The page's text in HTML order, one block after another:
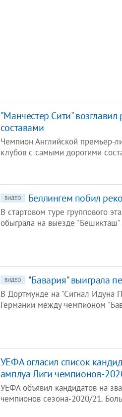
"Манчестер Сити"
составами
Чемпион Английской премьер-
клубов с самыми дорогими
ВИДЕО Беллингем побил
В стартовом туре группового
обыграла на выезде
ВИДЕО "Бавария" выиграла
В Дортмунде на "Сигнал Идуна
Германии между чемпионом
УЕФА огласил список
амплуа Лиги чемпионов-
УЕФА объявил кандидатов на
чемпионов сезона-2020/21.